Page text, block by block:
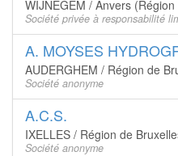
WIJNEGEM / Anvers
Société privée à responsabilité
A. MOYSES
AUDERGHEM / Région de
Société anonyme
A.C.S.
IXELLES / Région de
Société anonyme